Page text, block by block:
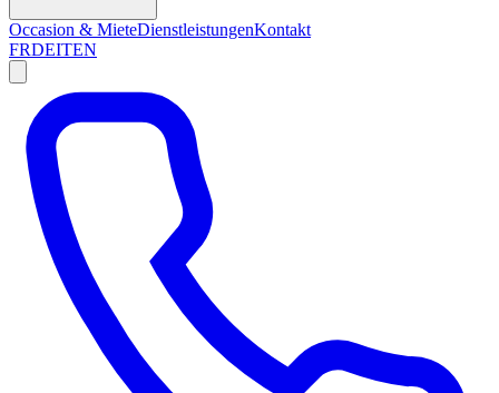
Occasion & MieteDienstleistungenKontakt
FRDEITEN